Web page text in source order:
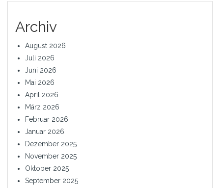
Archiv
August 2026
Juli 2026
Juni 2026
Mai 2026
April 2026
März 2026
Februar 2026
Januar 2026
Dezember 2025
November 2025
Oktober 2025
September 2025